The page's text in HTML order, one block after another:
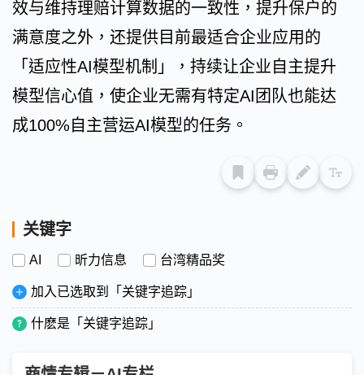
效与维持理赔计算数据的一致性，提升保户的
满意度之外，还提供目前最适合企业应用的
「适应性AI模型机制」，持续让企业自主提升
模型信心值，使企业无需有特定AI团队也能达
成100%自主营运AI模型的任务。
关键字
AI 昕力信息 台湾精品奖
加入已选取到「关键字追踪」
什麽是「关键字追踪」